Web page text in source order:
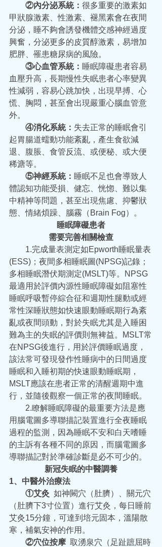
②內分泌系統： 很多重要的激素如
甲狀腺激素、性激素、褪黑素會在夜間
分泌，睡不夠會誘發機體交感神經過度
興奮，分泌更多的皮質醇激素，易增加
肥胖、罹患糖尿病的風險。
③心血管系統： 睡眠障礙患者容易
血壓升高，長期慢性失眠患者心率變異
性減弱，容易心跳加快，出現早搏、心
慌、胸悶，甚至會出現嚴重心腦血管意
外。
④消化系統： 失去正常的睡眠會引
起胃腸道蠕動功能紊亂，產生食欲減
退、腹脹、食管反流、或便秘、或大便
稀溏等。
⑤神經系統： 睡眠不足也會導致人
體認知功能受損、健忘、恍惚、難以集
中精神等問題，甚至出現焦慮、抑鬱狀
態、情緒煩躁、腦霧（Brain Fog）。
睡眠障礙患者
需要完善相關檢查
1.完成量表測定如Epworth睡眠量表
(ESS)；夜間多相睡眠圖(NPSG)記錄；
多相睡眠潛伏期測定(MSLT)等。NPSG
最適用於評價內源性睡眠障礙如阻塞性
睡眠呼吸暫停綜合征和週期性腿動或經
常性深睡狀態如快速眼動睡眠期行為紊
亂或夜間頭動，對於失眠尤其是入睡困
難為主的失眠的評價則無裨益。MSLT常
在NPSG後進行，用於評價睡眠過度，
該法常可發現發作性睡病中的日間過度
睡眠和入睡初期的快速眼動睡眠期，
MSLT應該在患者正常的清醒週期中進
行，並隨後觀察一個正常的夜間睡眠。
2.瞭解睡眠障礙的最重要方法是應
用腦電圖多導聯描記裝置進行全夜睡眠
過程的監測，因為睡眠不安和白天嗜睡
的主訴有各種不同的原因，而腦電圖多
導聯描記對於準確診斷是必不可少的。
新冠失眠的中醫調養
1、中醫外治療法
①艾灸
  如神闕穴（肚臍）、關元穴
（肚臍下3寸位置）進行艾灸，每日睡前
艾灸15分鐘，可達到培元固本，溫陽散
寒，補氣安神的作用。
②穴位按摩
  取湧泉穴（足趾蹠屈時